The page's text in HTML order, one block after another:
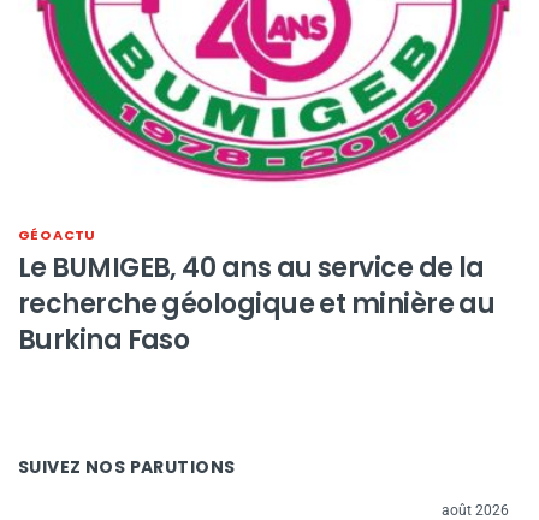
GÉO ACTU
Le BUMIGEB, 40 ans au service de la
recherche géologique et minière au
Burkina Faso
SUIVEZ NOS PARUTIONS
août 2026